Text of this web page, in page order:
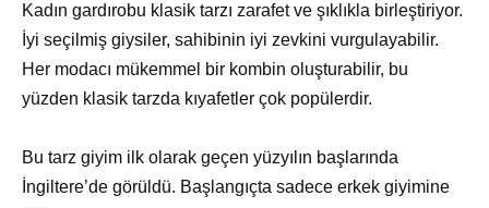
Kadın gardırobu klasik tarzı zarafet ve şıklıkla birleştiriyor.
İyi seçilmiş giysiler, sahibinin iyi zevkini vurgulayabilir.
Her modacı mükemmel bir kombin oluşturabilir, bu
yüzden klasik tarzda kıyafetler çok popülerdir.
Bu tarz giyim ilk olarak geçen yüzyılın başlarında
İngiltere’de görüldü. Başlangıçta sadece erkek giyimine